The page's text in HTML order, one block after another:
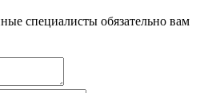
специалисты обязательно вам